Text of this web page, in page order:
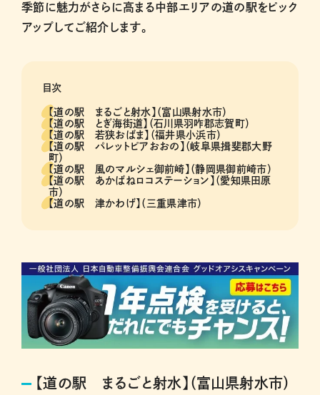
季節に魅力がさらに高まる中部エリアの道の駅をピック
アップしてご紹介します。
目次
【道の駅 まるごと射水】（富山県射水市）
【道の駅 とぎ海街道】（石川県羽咋郡志賀町）
【道の駅 若狭おばま】（福井県小浜市）
【道の駅 パレットピアおおの】（岐阜県揖斐郡大野
町）
【道の駅 風のマルシェ御前崎】（静岡県御前崎市）
【道の駅 あかばねロコステーション】（愛知県田原
市）
【道の駅 津かわげ】（三重県津市）
【道の駅 まるごと射水】（富山県射水市）